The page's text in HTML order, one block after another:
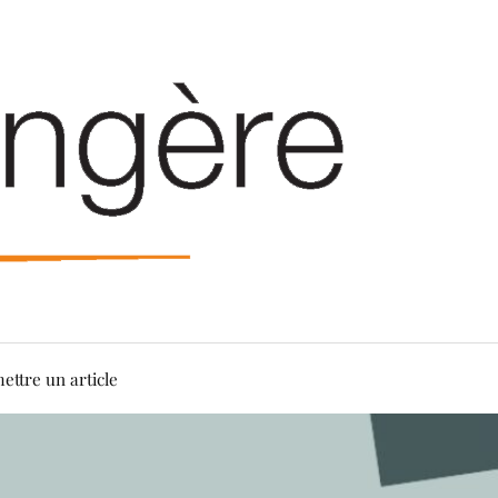
un article